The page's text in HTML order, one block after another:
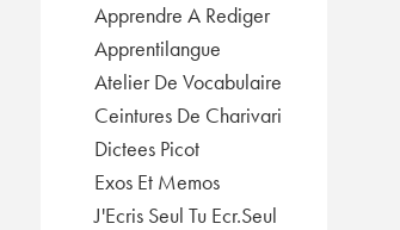
Apprendre A Rediger
Apprentilangue
Atelier De Vocabulaire
Ceintures De Charivari
Dictees Picot
Exos Et Memos
J'Ecris Seul Tu Ecr.Seul